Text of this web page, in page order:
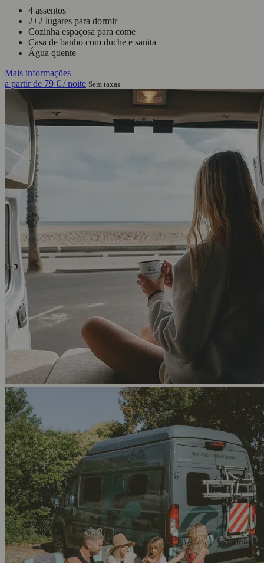
4 assentos
2+2 lugares para dormir
Cozinha espaçosa para come
Casa de banho com duche e sanita
Água quente
Mais informações
a partir de 79 € / noite Sem taxas